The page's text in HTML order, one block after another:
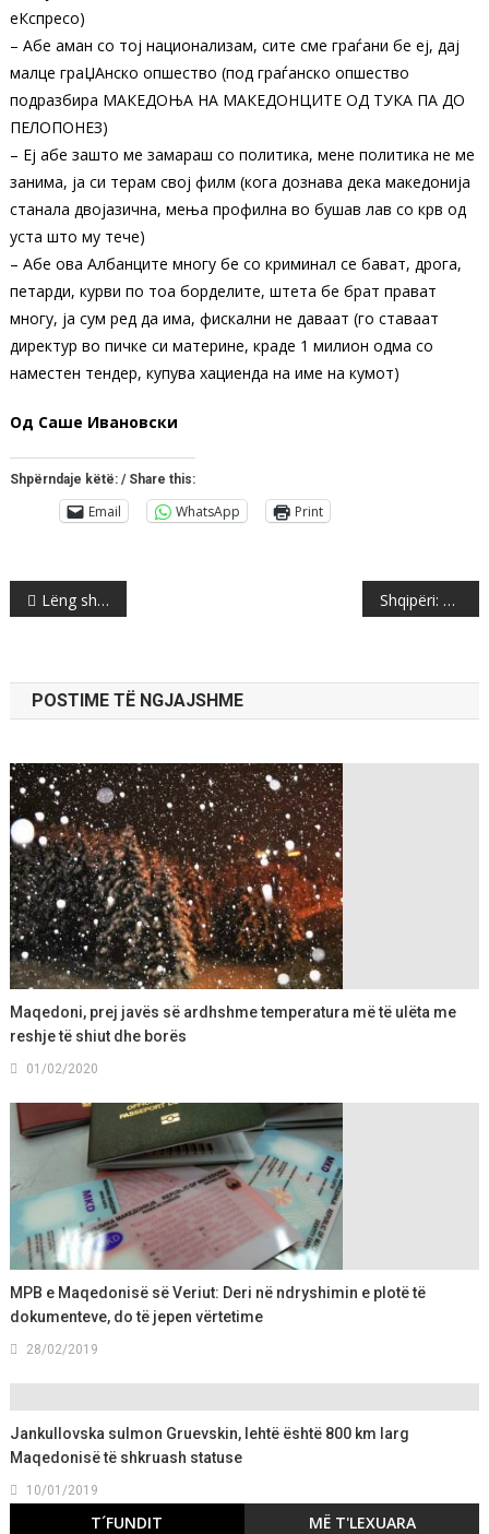
еКспресо)
– Абе аман со тој национализам, сите сме граѓани бе еј, дај
малце граЏАнско опшество (под граѓанско опшество
подразбира МАКЕДОЊА НА МАКЕДОНЦИТЕ ОД ТУКА ПА ДО
ПЕЛОПОНЕЗ)
– Еј абе зашто ме замараш со политика, мене политика не ме
занима, ја си терам свој филм (кога дознава дека македонија
станала двојазична, мења профилна во бушав лав со крв од
уста што му тече)
– Абе ова Албанците многу бе со криминал се бават, дрога,
петарди, курви по тоа борделите, штета бе брат прават
многу, ја сум ред да има, фискални не даваат (го ставаат
директур во пичке си материне, краде 1 милион одма со
наместен тендер, купува хациенда на име на кумот)
Oд Саше Ивановски
Shpërndaje këtë: / Share this:
Email WhatsApp Print
Post
navigation
Lëng shtëpiak i cili nxjerr jashtë këlbazën nga mushkëritë e fëmijëve: Mjafton një gotë e vogël në ditë! Shqipëri: Studentët krijojn partin të re, ja si do të quhet (DETAJE)
POSTIME TË NGJAJSHME
Maqedoni, prej javës së ardhshme temperatura më të ulëta me
reshje të shiut dhe borës
01/02/2020
MPB e Maqedonisë së Veriut: Deri në ndryshimin e plotë të
dokumenteve, do të jepen vërtetime
28/02/2019
Jankullovska sulmon Gruevskin, lehtë është 800 km larg
Maqedonisë të shkruash statuse
10/01/2019
T´FUNDIT MË T'LEXUARA